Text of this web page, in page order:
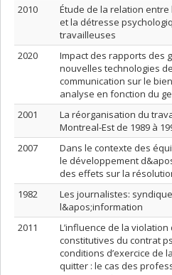
2010
Étude de la relation entre
et la détresse
travailleuses
2020
Impact des rapports des
nouvelles technologies
communication sur le
analyse en fonction du
2001
La réorganisation du
Montreal-Est de 1989 à
2007
Dans le contexte des
le développement
des effets sur la
1982
Les journalistes:
l&apos;information
2011
L’influence de la
constitutives du contrat
conditions d’exercice de
quitter : le cas des